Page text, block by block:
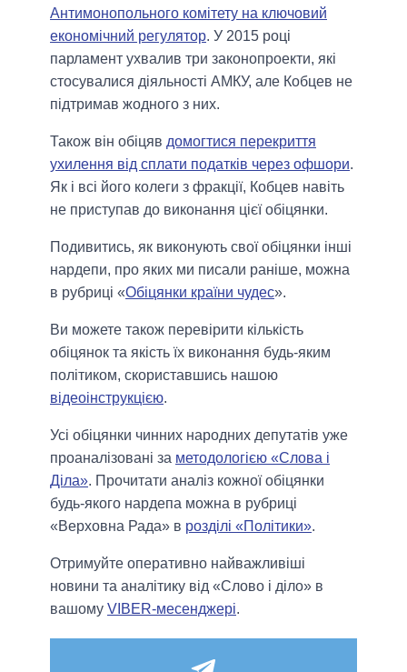
Антимонопольного комітету на ключовий
економічний регулятор. У 2015 році
парламент ухвалив три законопроекти, які
стосувалися діяльності АМКУ, але Кобцев не
підтримав жодного з них.
Також він обіцяв домогтися перекриття
ухилення від сплати податків через офшори.
Як і всі його колеги з фракції, Кобцев навіть
не приступав до виконання цієї обіцянки.
Подивитись, як виконують свої обіцянки інші
нардепи, про яких ми писали раніше, можна
в рубриці «Обіцянки країни чудес».
Ви можете також перевірити кількість
обіцянок та якість їх виконання будь-яким
політиком, скориставшись нашою
відеоінструкцією.
Усі обіцянки чинних народних депутатів уже
проаналізовані за методологією «Слова і
Діла». Прочитати аналіз кожної обіцянки
будь-якого нардепа можна в рубриці
«Верховна Рада» в розділі «Політики».
Отримуйте оперативно найважливіші
новини та аналітику від «Слово і діло» в
вашому VIBER-месенджері.